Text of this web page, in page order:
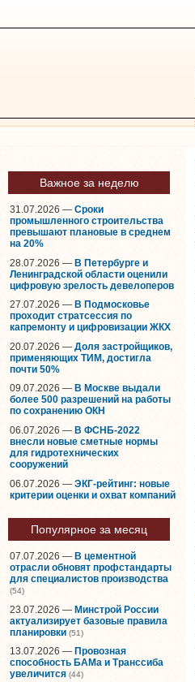
Важное за неделю
31.07.2026 — Сроки
промышленного строительства
превышают плановые в среднем
на 20%
28.07.2026 — В Петербурге и
Ленинградской области оценили
цифровую зрелость девелоперов
27.07.2026 — В Подмосковье
проходит стратсессия по
капремонту и цифровизации ЖКХ
20.07.2026 — Доля застройщиков,
применяющих ТИМ, достигла
почти 50%
09.07.2026 — В Москве выдали
более 500 разрешений на работы
по сохранению ОКН
06.07.2026 — В ФСНБ-2022
внесли новые сметные нормы
для гидротехнических
сооружений
06.07.2026 — ЭКГ-рейтинг: новые
критерии оценки и охват компаний
Популярное за месяц
07.07.2026 — В цементной
отрасли обновят профстандарты
для специалистов производства
(54)
23.07.2026 — Минстрой России
актуализирует базовые правила
планировки (51)
13.07.2026 — Провозная
способность БАМа и Транссиба
увеличится (44)